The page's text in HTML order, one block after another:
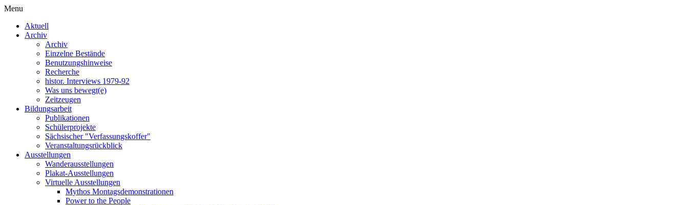
Menu
Aktuell
Archiv
Archiv
Einzelne Bestände
Benutzungshinweise
Recherche
histor. Interviews 1979-92
Was uns bewegt(e)
Zeitzeugen
Bildungsarbeit
Publikationen
Schülerprojekte
Sächsischer "Verfassungskoffer"
Veranstaltungsrückblick
Ausstellungen
Wanderausstellungen
Plakat-Ausstellungen
Virtuelle Ausstellungen
Mythos Montagsdemonstrationen
Power to the People